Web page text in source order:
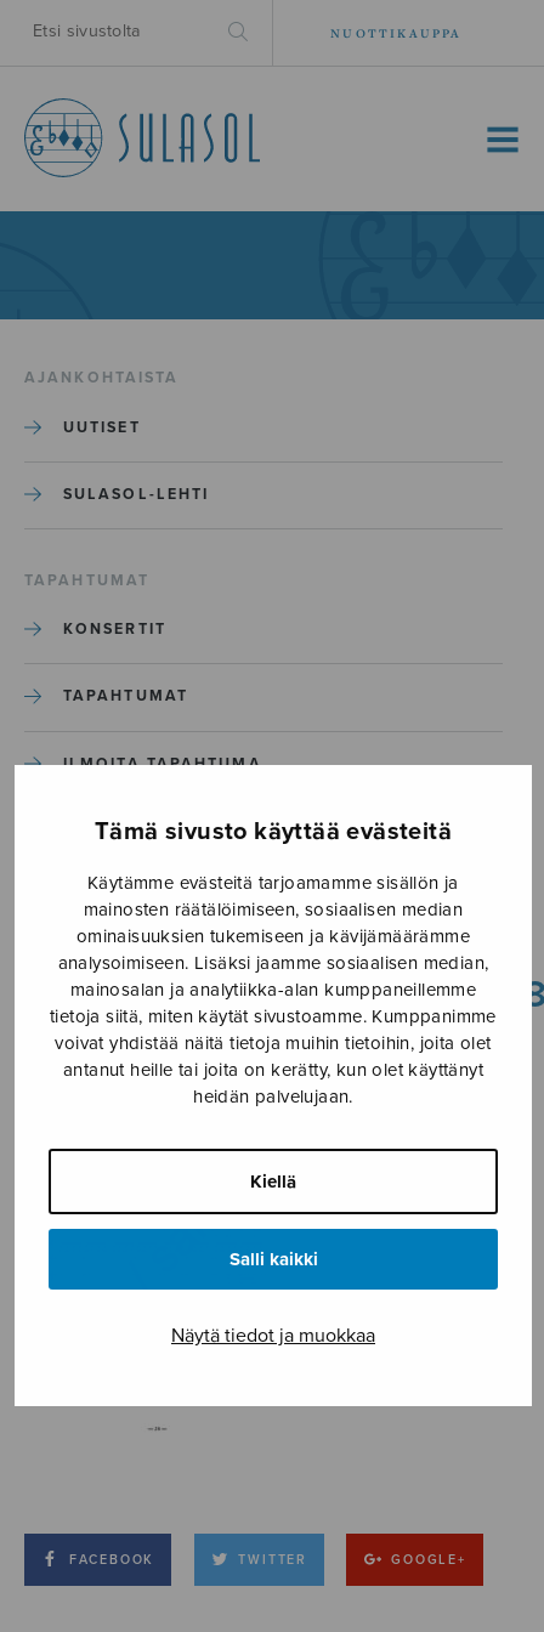
Tämä sivusto käyttää evästeitä
Käytämme evästeitä tarjoamamme sisällön ja
mainosten räätälöimiseen, sosiaalisen median
ominaisuuksien tukemiseen ja kävijämäärämme
analysoimiseen. Lisäksi jaamme sosiaalisen median,
mainosalan ja analytiikka-alan kumppaneillemme
tietoja siitä, miten käytät sivustoamme. Kumppanimme
voivat yhdistää näitä tietoja muihin tietoihin, joita olet
antanut heille tai joita on kerätty, kun olet käyttänyt
heidän palvelujaan.
Kiellä
Salli kaikki
Näytä tiedot ja muokkaa
NUOTTIKAUPPA
MENU
AJANKOHTAISTA
UUTISET
SULASOL-LEHTI
TAPAHTUMAT
KONSERTIT
TAPAHTUMAT
ILMOITA TAPAHTUMA
› Media
Vain sana_score_S3023P_Sivu_08
Vain
10.1.2025
FACEBOOK TWITTER GOOGLE+